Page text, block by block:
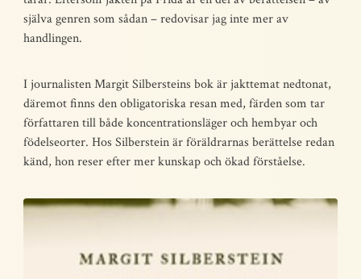
själva genren som sådan – redovisar jag inte mer av
handlingen.
I journalisten Margit Silbersteins bok är jakttemat nedtonat,
däremot finns den obligatoriska resan med, färden som tar
författaren till både koncentrationsläger och hembyar och
födelseorter. Hos Silberstein är föräldrarnas berättelse redan
känd, hon reser efter mer kunskap och ökad förståelse.